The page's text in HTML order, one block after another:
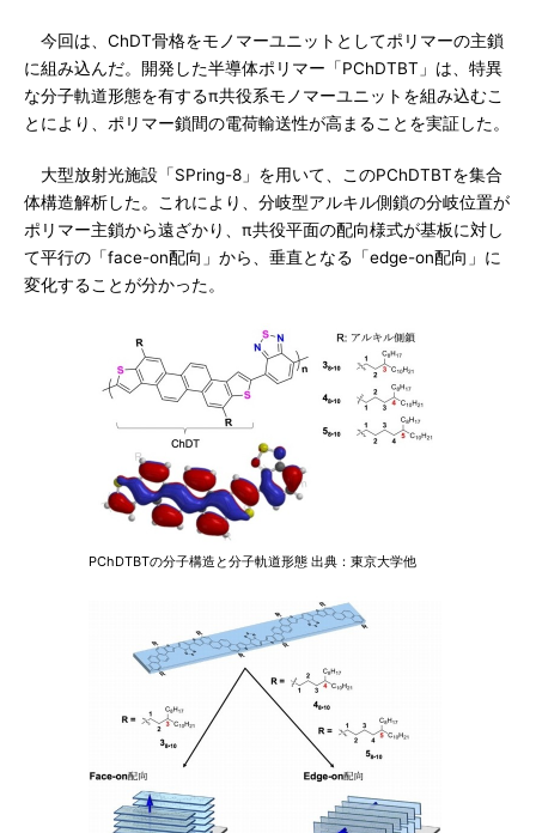
今回は、ChDT骨格をモノマーユニットとしてポリマーの主鎖
に組み込んだ。開発した半導体ポリマー「PChDTBT」は、特異
な分子軌道形態を有するπ共役系モノマーユニットを組み込むこ
とにより、ポリマー鎖間の電荷輸送性が高まることを実証した。
大型放射光施設「SPring-8」を用いて、このPChDTBTを集合
体構造解析した。これにより、分岐型アルキル側鎖の分岐位置が
ポリマー主鎖から遠ざかり、π共役平面の配向様式が基板に対し
て平行の「face-on配向」から、垂直となる「edge-on配向」に
変化することが分かった。
PChDTBTの分子構造と分子軌道形態 出典：東京大学他